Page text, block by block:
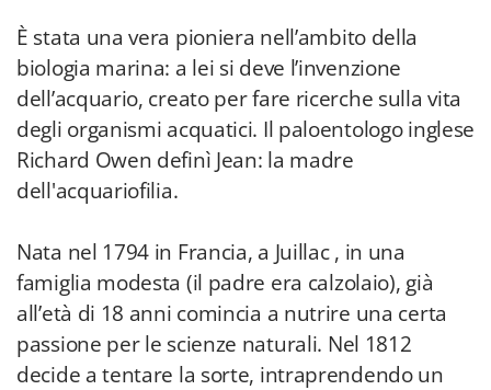
È stata una vera pioniera nell’ambito della
biologia marina: a lei si deve l’invenzione
dell’acquario, creato per fare ricerche sulla vita
degli organismi acquatici. Il paloentologo inglese
Richard Owen definì Jean: la madre
dell'acquariofilia.
Nata nel 1794 in Francia, a Juillac , in una
famiglia modesta (il padre era calzolaio), già
all’età di 18 anni comincia a nutrire una certa
passione per le scienze naturali. Nel 1812
decide a tentare la sorte, intraprendendo un